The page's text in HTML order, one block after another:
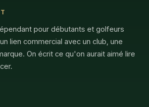
pour débutants et golfeurs
lien commercial avec un club, une
On écrit ce qu'on aurait aimé lire